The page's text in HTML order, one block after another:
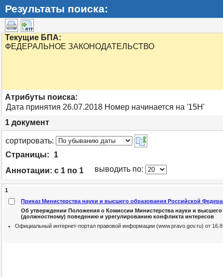
Результаты поиска:
Текущие БПА:
ФЕДЕРАЛЬНОЕ ЗАКОНОДАТЕЛЬСТВО
Атрибуты поиска:
Дата принятия 26.07.2018 Номер начинается на '15Н'
1 документ
cортировать:
Страницы:
1
Аннотации: с 1 по 1 выводить по: